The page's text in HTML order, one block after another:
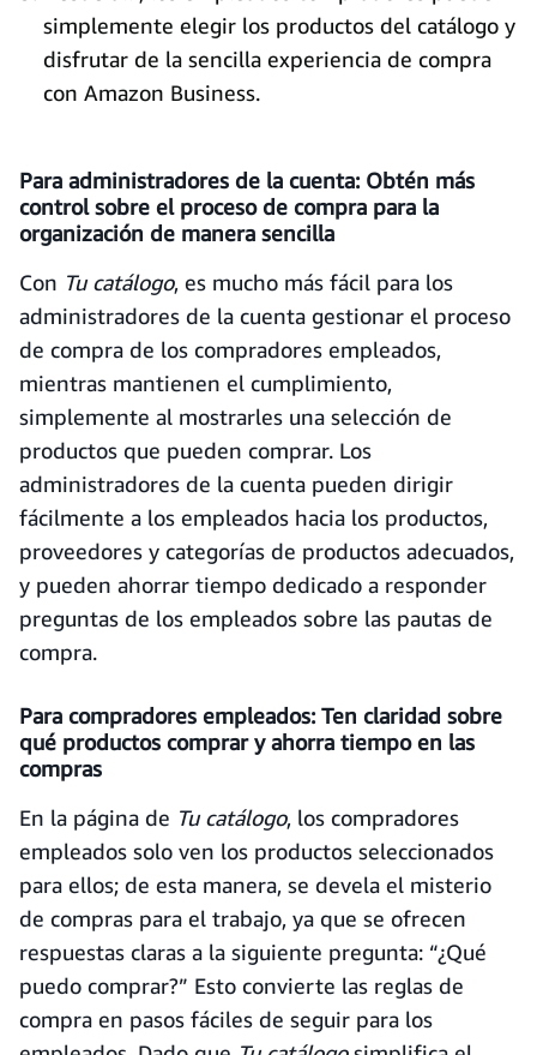
simplemente elegir los productos del catálogo y
disfrutar de la sencilla experiencia de compra
con Amazon Business.
Para administradores de la cuenta: Obtén más
control sobre el proceso de compra para la
organización de manera sencilla
Con Tu catálogo, es mucho más fácil para los
administradores de la cuenta gestionar el proceso
de compra de los compradores empleados,
mientras mantienen el cumplimiento,
simplemente al mostrarles una selección de
productos que pueden comprar. Los
administradores de la cuenta pueden dirigir
fácilmente a los empleados hacia los productos,
proveedores y categorías de productos adecuados,
y pueden ahorrar tiempo dedicado a responder
preguntas de los empleados sobre las pautas de
compra.
Para compradores empleados: Ten claridad sobre
qué productos comprar y ahorra tiempo en las
compras
En la página de Tu catálogo, los compradores
empleados solo ven los productos seleccionados
para ellos; de esta manera, se devela el misterio
de compras para el trabajo, ya que se ofrecen
respuestas claras a la siguiente pregunta: “¿Qué
puedo comprar?” Esto convierte las reglas de
compra en pasos fáciles de seguir para los